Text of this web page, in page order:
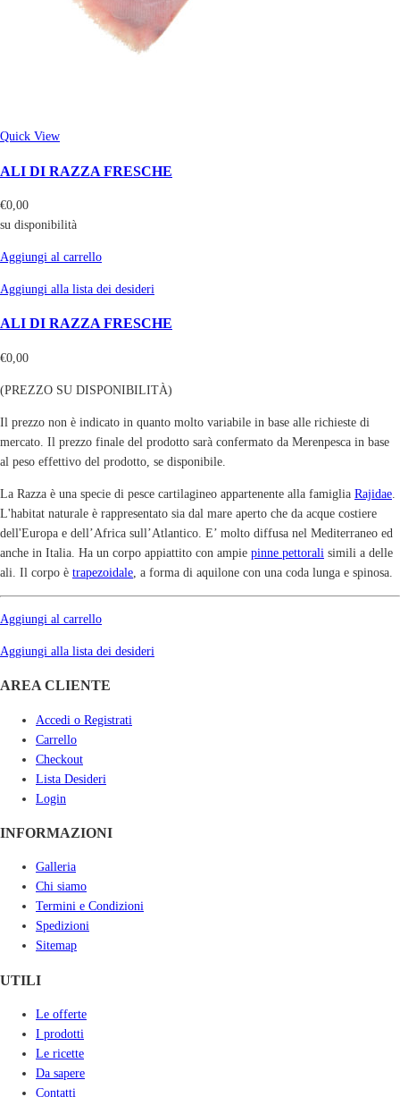
Quick View
ALI DI RAZZA FRESCHE
€0,00
su disponibilità
Aggiungi al carrello
Aggiungi alla lista dei desideri
ALI DI RAZZA FRESCHE
€0,00
(PREZZO SU DISPONIBILITÀ)
Il prezzo non è indicato in quanto molto variabile in base alle richieste di
mercato. Il prezzo finale del prodotto sarà confermato da Merenpesca in base
al peso effettivo del prodotto, se disponibile.
La Razza è una specie di pesce cartilagineo appartenente alla famiglia Rajidae
L'habitat naturale è rappresentato sia dal mare aperto che da acque costiere
dell'Europa e dell’Africa sull’Atlantico. E’ molto diffusa nel Mediterraneo ed
anche in Italia. Ha un corpo appiattito con ampie pinne pettorali simili a delle
ali. Il corpo è trapezoidale , a forma di aquilone con una coda lunga e spinosa.
Aggiungi al carrello
Aggiungi alla lista dei desideri
AREA CLIENTE
Accedi o Registrati
Carrello
Checkout
Lista Desideri
Login
INFORMAZIONI
Galleria
Chi siamo
Termini e Condizioni
Spedizioni
Sitemap
UTILI
Le offerte
I prodotti
Le ricette
Da sapere
Contatti